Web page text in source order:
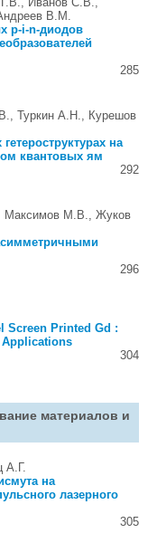
В.М.
p-i-n-диодов
285
Туркин А.Н., Курешов
на
квантовых ям
292
М.В., Жуков
296
Screen Printed Gd :
Applications
304
материалов и
А.Г.
на
лазерного
305